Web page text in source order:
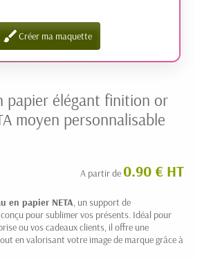
brushCréer ma maquette
papier élégant finition or
moyen personnalisable
A partir de 0.90 € HT
en papier NETA , un support de
pour sublimer vos présents. Idéal pour
ou vos cadeaux clients, il offre une
en valorisant votre image de marque grâce à